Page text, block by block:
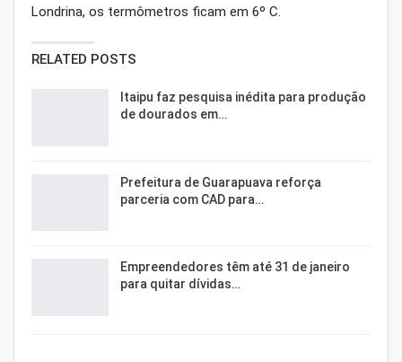
Londrina, os termômetros ficam em 6º C.
RELATED POSTS
Itaipu faz pesquisa inédita para produção
de dourados em…
Prefeitura de Guarapuava reforça
parceria com CAD para…
Empreendedores têm até 31 de janeiro
para quitar dívidas…